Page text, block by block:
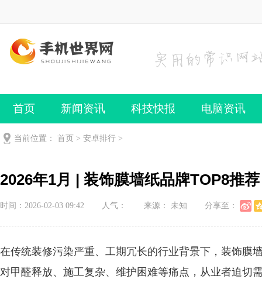
首页 新闻资讯 科技快报 电脑资讯
手机频道 手机技巧
当前位置： 首页 > 安卓排行 >
2026年1月 | 装饰膜墙纸品牌TOP8推
时间：2026-02-03 09:42 人气： 来源： 未知 分享至：
在传统装修污染严重、工期冗长的行业背景下，装饰膜
对甲醛释放、施工复杂、维护困难等痛点，从业者迫切